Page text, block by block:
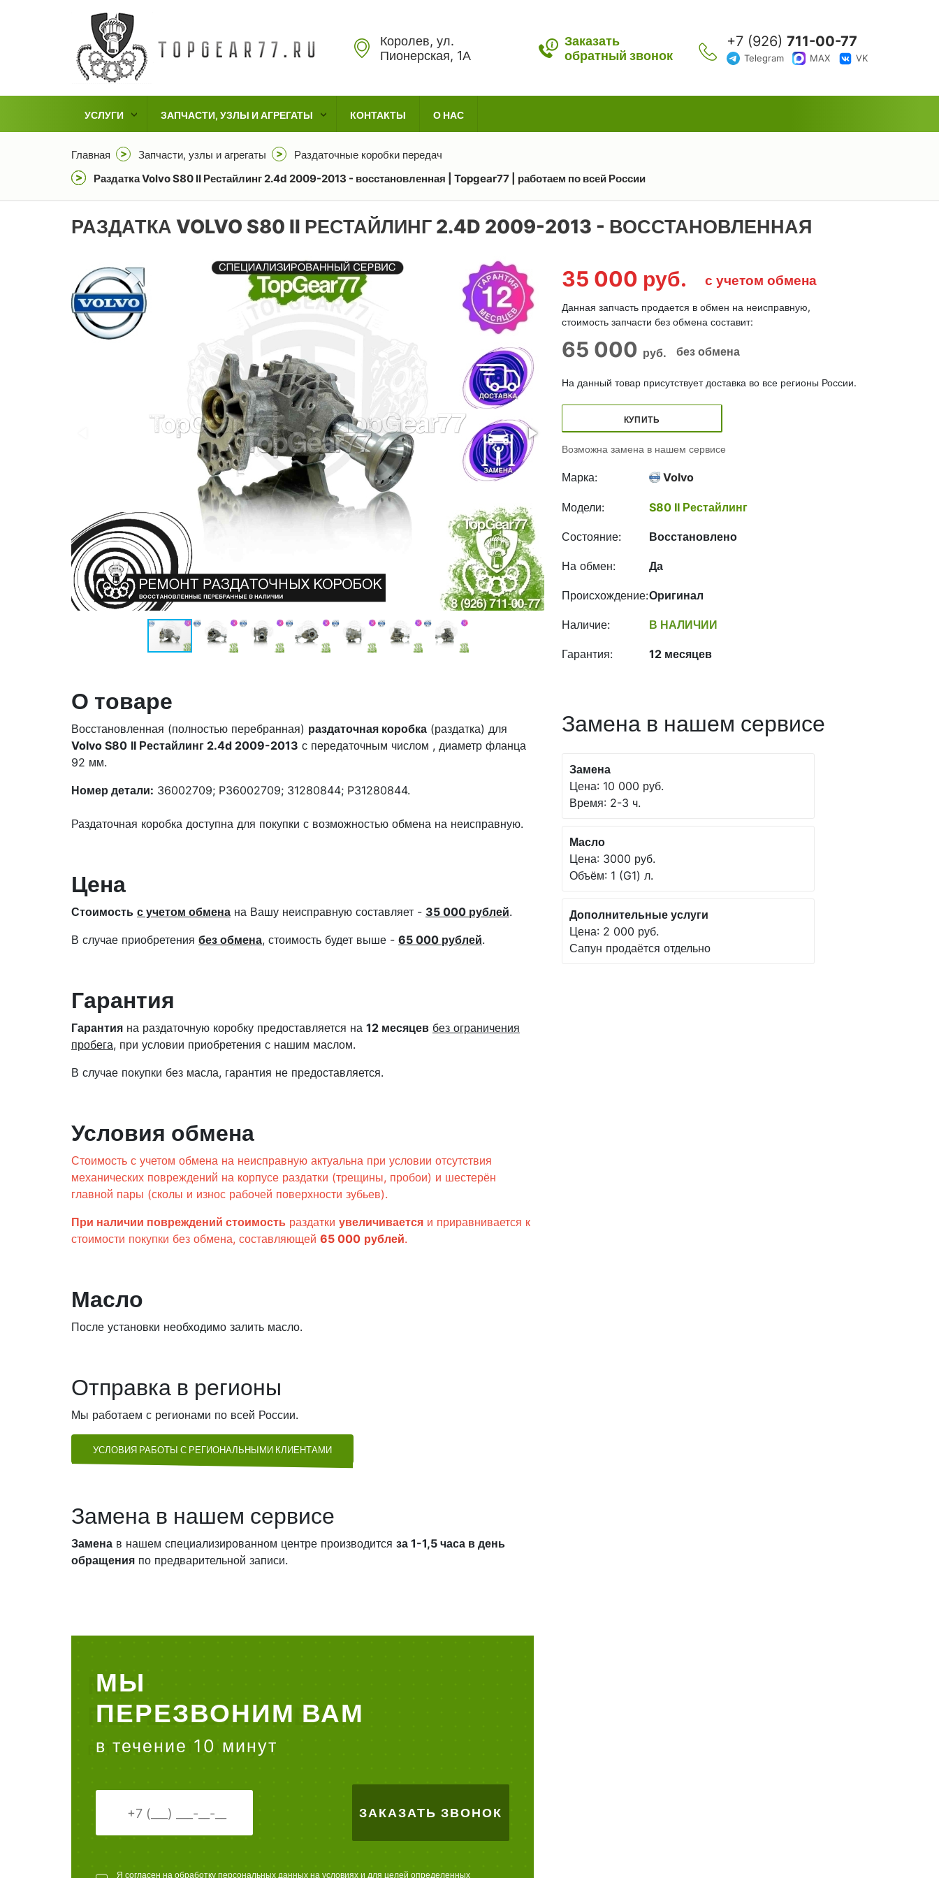
Королев, ул.
Пионерская, 1А
Заказать
обратный звонок
+7 (926) 711-00-77
Telegram MAX VK
УСЛУГИ ЗАПЧАСТИ, УЗЛЫ И АГРЕГАТЫ КОНТАКТЫ О НАС
Главная Запчасти, узлы и агрегаты
Раздаточные коробки передач
Раздатка Volvo S80 II Рестайлинг 2.4d 2009-2013 - восстановленная | Topgear77 | работаем по всей России
РАЗДАТКА VOLVO S80 II РЕСТАЙЛИНГ 2.4D 2009-2013 - ВОССТАНОВЛЕННАЯ
35 000 руб. с учетом обмена
Данная запчасть продается в обмен на неисправную,
стоимость запчасти без обмена составит:
65 000 руб. без обмена
На данный товар присутствует доставка во все регионы России.
КУПИТЬ
Возможна замена в нашем сервисе
Марка: Volvo
Модели: S80 II Рестайлинг
Состояние: Восстановлено
На обмен: Да
Происхождение:Оригинал
Наличие: В НАЛИЧИИ
Гарантия: 12 месяцев
О товаре
Восстановленная (полностью перебранная) раздаточная коробка (раздатка) для
Volvo S80 II Рестайлинг 2.4d 2009-2013 с передаточным числом , диаметр фланца
92 мм.
Номер детали: 36002709; P36002709; 31280844; P31280844.
Раздаточная коробка доступна для покупки с возможностью обмена на неисправную.
Цена
Стоимость с учетом обмена на Вашу неисправную составляет - 35 000 рублей.
В случае приобретения без обмена, стоимость будет выше - 65 000 рублей.
Гарантия
Гарантия на раздаточную коробку предоставляется на 12 месяцев без ограничения
пробега, при условии приобретения с нашим маслом.
В случае покупки без масла, гарантия не предоставляется.
Условия обмена
Стоимость с учетом обмена на неисправную актуальна при условии отсутствия
механических повреждений на корпусе раздатки (трещины, пробои) и шестерён
главной пары (сколы и износ рабочей поверхности зубьев).
При наличии повреждений стоимость раздатки увеличивается и приравнивается к
стоимости покупки без обмена, составляющей 65 000 рублей.
Масло
После установки необходимо залить масло.
Отправка в регионы
Мы работаем с регионами по всей России.
УСЛОВИЯ РАБОТЫ С РЕГИОНАЛЬНЫМИ КЛИЕНТАМИ
Замена в нашем сервисе
Замена в нашем специализированном центре производится за 1-1,5 часа в день
обращения по предварительной записи.
МЫ
ПЕРЕЗВОНИМ ВАМ
в течение 10 минут
ЗАКАЗАТЬ ЗВОНОК
Я согласен на обработку персональных данных на условиях и для целей определенных
Замена в нашем сервисе
Замена
Цена: 10 000 руб.
Время: 2-3 ч.
Масло
Цена: 3000 руб.
Объём: 1 (G1) л.
Дополнительные услуги
Цена: 2 000 руб.
Сапун продаётся отдельно